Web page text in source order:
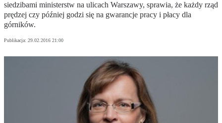
siedzibami ministerstw na ulicach Warszawy, sprawia, że każdy rząd
prędzej czy później godzi się na gwarancje pracy i płacy dla
górników.
Publikacja: 29.02.2016 21:00